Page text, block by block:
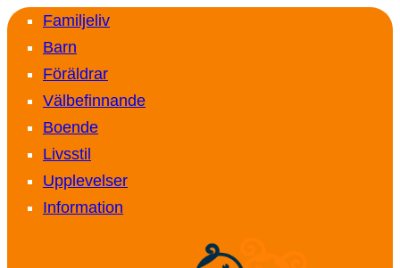
Familjeliv
Barn
Föräldrar
Välbefinnande
Boende
Livsstil
Upplevelser
Information